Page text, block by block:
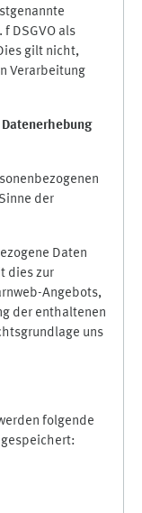
DSGVO als
gilt nicht,
Verarbeitung
Datenerhebung
der
Daten
dies zur
Angebots,
der enthaltenen
uns
folgende
gespeichert: